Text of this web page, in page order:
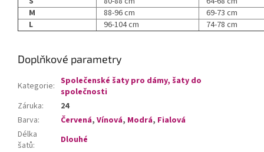
M
88-96 cm
69-73 cm
L
96-104 cm 74-78 cm
Doplňkové parametry
Kategorie: Společenské šaty pro dámy, šaty do
společnosti
Záruka:
24
Barva: Červená, Vínová, Modrá, Fialová
Délka
šatů:
Dlouhé